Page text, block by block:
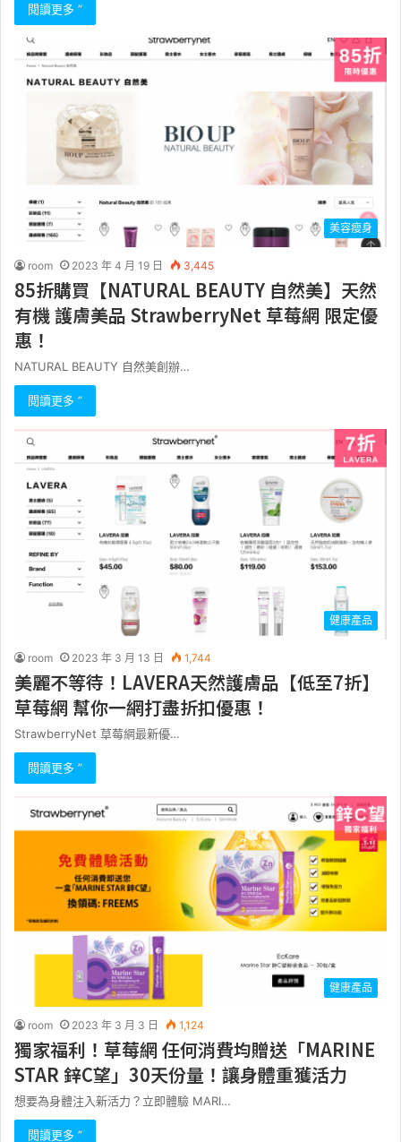
閱讀更多 ”
美容瘦身
room 2023 年 4 月 19 日 3,445
85折購買【NATURAL BEAUTY 自然美】天然
有機 護膚美品 StrawberryNet 草莓網 限定優
惠！
NATURAL BEAUTY 自然美創辦…
閱讀更多 ”
健康產品
room 2023 年 3 月 13 日 1,744
美麗不等待！LAVERA天然護膚品【低至7折】
草莓網 幫你一網打盡折扣優惠！
StrawberryNet 草莓網最新優…
閱讀更多 ”
健康產品
room 2023 年 3 月 3 日 1,124
獨家福利！草莓網 任何消費均贈送「MARINE
STAR 鋅C望」30天份量！讓身體重獲活力
想要為身體注入新活力？立即體驗 MARI…
閱讀更多 ”